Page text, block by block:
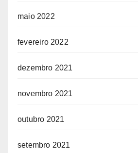
maio 2022
fevereiro 2022
dezembro 2021
novembro 2021
outubro 2021
setembro 2021